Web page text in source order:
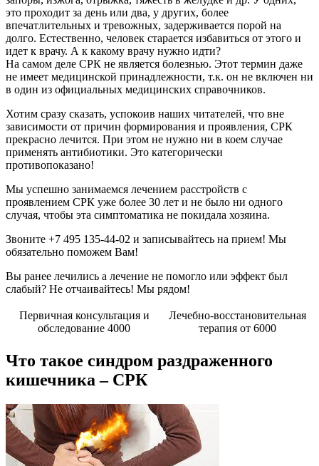
это проходит за день или два, у других, более
впечатлительных и тревожных, задерживается порой на
долго. Естественно, человек старается избавиться от этого и
идет к врачу. А к какому врачу нужно идти?
На самом деле СРК не является болезнью. Этот термин даже
не имеет медицинской принадлежности, т.к. он не включен ни
в один из официальных медицинских справочников.
Хотим сразу сказать, успокоив наших читателей, что вне
зависимости от причин формирования и проявления, СРК
прекрасно лечится. При этом не нужно ни в коем случае
применять антибиотики. Это категорически
противопоказано!
Мы успешно занимаемся лечением расстройств с
проявлением СРК уже более 30 лет и не было ни одного
случая, чтобы эта симптоматика не покидала хозяина.
Звоните +7 495 135-44-02 и записывайтесь на прием! Мы
обязательно поможем Вам!
Вы ранее лечились а лечение не помогло или эффект был
слабый? Не отчаивайтесь! Мы рядом!
Первичная консультация и
обследование 4000
Лечебно-восстановительная
терапия от 6000
Что такое синдром раздраженного
кишечника – СРК